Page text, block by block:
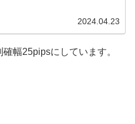
2024.04.23
幅25pipsにしています。